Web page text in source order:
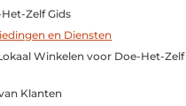
Zelf Gids
en Diensten
Winkelen voor Doe-Het-Zelf
Klanten